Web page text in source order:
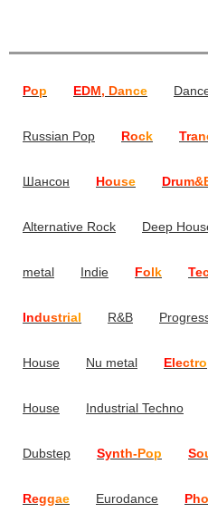
Pop EDM, Dance
Russian Pop Rock
Шансон House
Alternative Rock Deep
metal Indie Folk
Industrial R&B
House Nu metal Electro
House Industrial Techno
Dubstep Synth-Pop
Reggae Eurodance